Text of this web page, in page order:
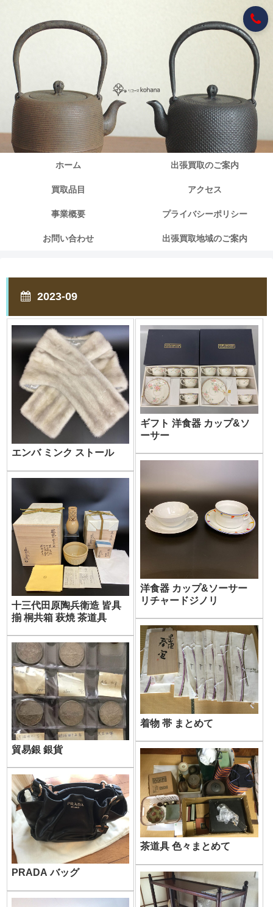
ホーム 出張買取のご案内
買取品目 アクセス
事業概要 プライバシーポリシー
お問い合わせ 出張買取地域のご案内
2023-09
エンバ ミンク ストール
ギフト 洋食器 カップ&ソ
ーサー
洋食器 カップ&ソーサー
リチャードジノリ
十三代田原陶兵衛造 皆具
揃 桐共箱 萩焼 茶道具
着物 帯 まとめて
貿易銀 銀貨
茶道具 色々まとめて
PRADA バッグ